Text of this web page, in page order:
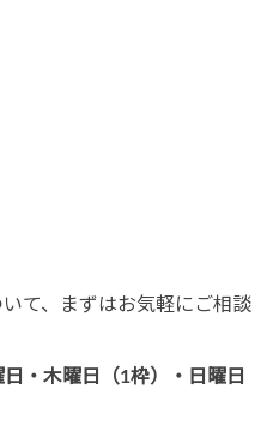
て、まずはお気軽にご相談
・木曜日（1枠）・日曜日